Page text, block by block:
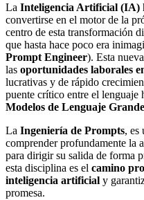
La Inteligencia Artificial (IA)
convertirse en el motor de la
centro de esta transformación
que hasta hace poco era
Prompt Engineer). Esta
las oportunidades laborales
lucrativas y de rápido
puente crítico entre el lenguaje
Modelos de Lenguaje
La Ingeniería de Prompts, es
comprender profundamente la
para dirigir su salida de forma
esta disciplina es el camino
inteligencia artificial y
promesa.